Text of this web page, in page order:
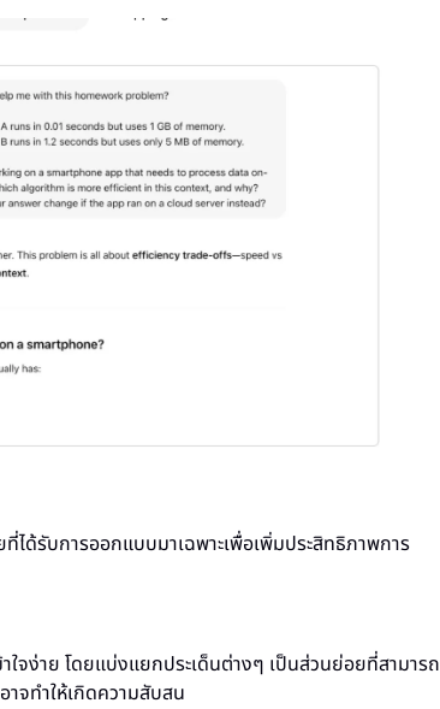
รับการออกแบบมาเฉพาะเพื่อเพิ่มประสิทธิภาพการ
ใจง่าย โดยแบ่งแยกประเด็นต่างๆ เป็นส่วนย่อยที่สามารถ
จทำให้เกิดความสับสน